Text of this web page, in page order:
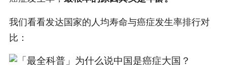
我们看看发达国家的人均寿命与癌症发生率排行对
比：